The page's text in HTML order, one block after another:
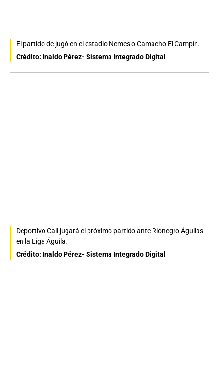
El partido de jugó en el estadio Nemesio Camacho El Campín.
Crédito: Inaldo Pérez- Sistema Integrado Digital
Deportivo Cali jugará el próximo partido ante Rionegro Águilas
en la Liga Águila.
Crédito: Inaldo Pérez- Sistema Integrado Digital